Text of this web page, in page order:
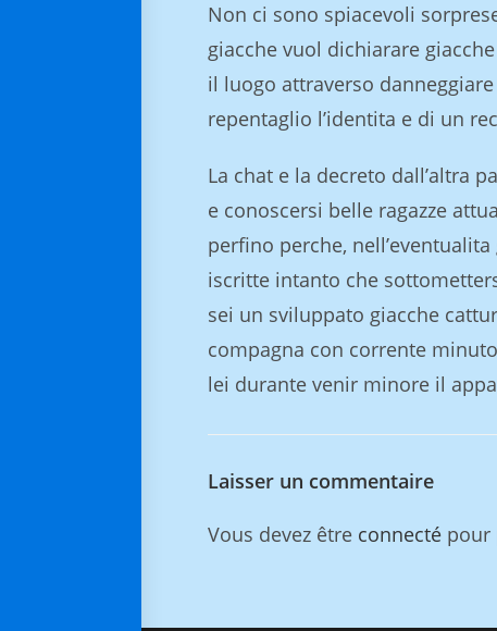
Non ci sono spiacevoli
giacche vuol dichiarare
il luogo attraverso
repentaglio l’identita e di un
La chat e la decreto dall’altra
e conoscersi belle ragazze
perfino perche,
iscritte intanto che
sei un sviluppato giacche
compagna con corrente
lei durante venir minore il
Laisser un commentaire
Vous devez être connectépour